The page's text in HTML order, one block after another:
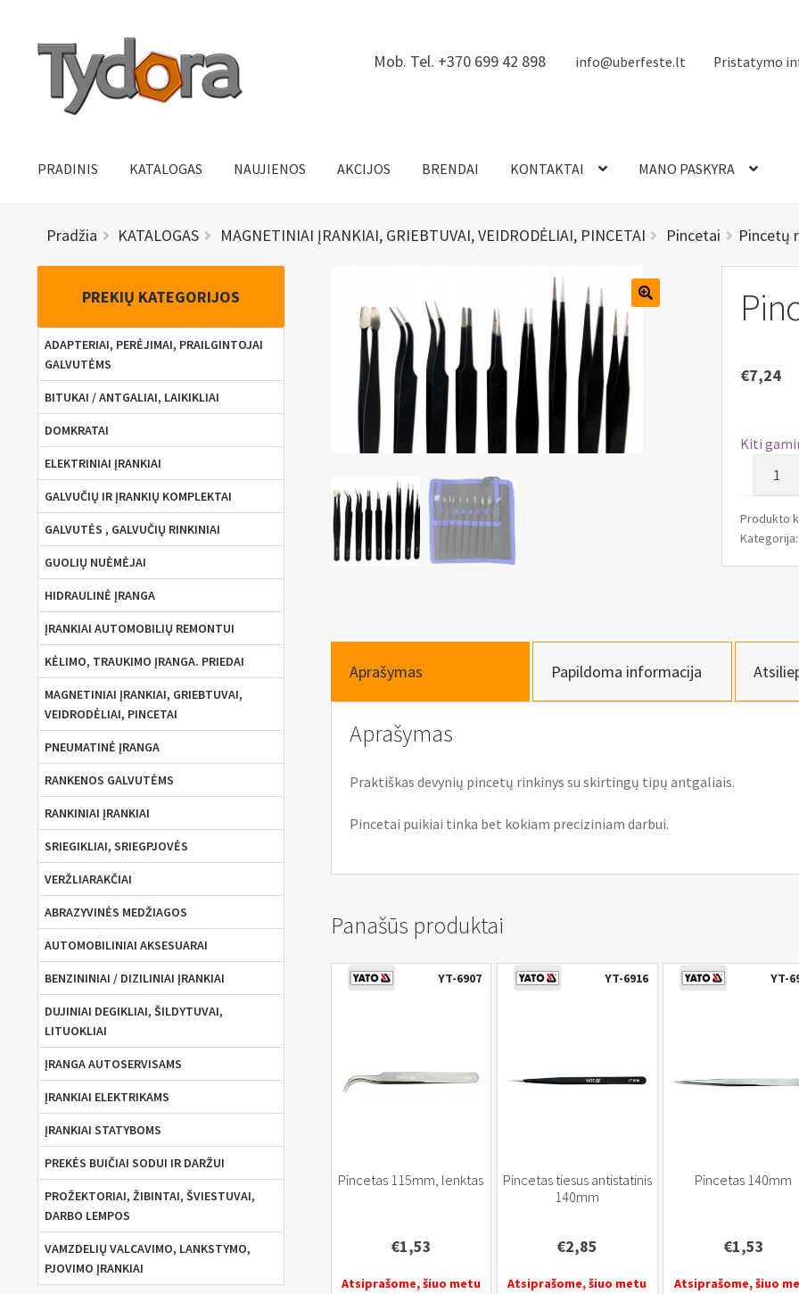
Pereiti
meniu
Pereiti
turinio
Mob. Tel. +370 699 42 898 info@uberfeste.lt Pristatymo
PRADINIS KATALOGAS NAUJIENOS AKCIJOS BRENDAI KONTAKTAI MANO PASKYRA
Pradžia KATALOGAS MAGNETINIAI ĮRANKIAI, GRIEBTUVAI, VEIDRODĖLIAI, PINCETAI Pincetai Pincetų
€7,24
Kiti
Produkto
Aprašymas Papildoma informacija
Aprašymas
Praktiškas devynių pincetų rinkinys su skirtingų tipų antgaliais.
Pincetai puikiai tinka bet kokiam preciziniam darbui.
Panašūs produktai
YT-6907
Pincetas 115mm, lenktas
€1,53
Atsiprašome, šiuo metu
YT-6916
Pincetas tiesus antistatinis
140mm
€2,85
Atsiprašome, šiuo metu
YT-
Pincetas 140mm
€1,53
Atsiprašome, šiuo
PREKIŲ KATEGORIJOS
ADAPTERIAI, PERĖJIMAI, PRAILGINTOJAI
GALVUTĖMS
BITUKAI / ANTGALIAI, LAIKIKLIAI
DOMKRATAI
ELEKTRINIAI ĮRANKIAI
GALVUČIŲ IR ĮRANKIŲ KOMPLEKTAI
GALVUTĖS , GALVUČIŲ RINKINIAI
GUOLIŲ NUĖMĖJAI
HIDRAULINĖ ĮRANGA
ĮRANKIAI AUTOMOBILIŲ REMONTUI
KĖLIMO, TRAUKIMO ĮRANGA. PRIEDAI
MAGNETINIAI ĮRANKIAI, GRIEBTUVAI,
VEIDRODĖLIAI, PINCETAI
PNEUMATINĖ ĮRANGA
RANKENOS GALVUTĖMS
RANKINIAI ĮRANKIAI
SRIEGIKLIAI, SRIEGPJOVĖS
VERŽLIARAKČIAI
ABRAZYVINĖS MEDŽIAGOS
AUTOMOBILINIAI AKSESUARAI
BENZININIAI / DIZILINIAI ĮRANKIAI
DUJINIAI DEGIKLIAI, ŠILDYTUVAI,
LITUOKLIAI
ĮRANGA AUTOSERVISAMS
ĮRANKIAI ELEKTRIKAMS
ĮRANKIAI STATYBOMS
PREKĖS BUIČIAI SODUI IR DARŽUI
PROŽEKTORIAI, ŽIBINTAI, ŠVIESTUVAI,
DARBO LEMPOS
VAMZDELIŲ VALCAVIMO, LANKSTYMO,
PJOVIMO ĮRANKIAI